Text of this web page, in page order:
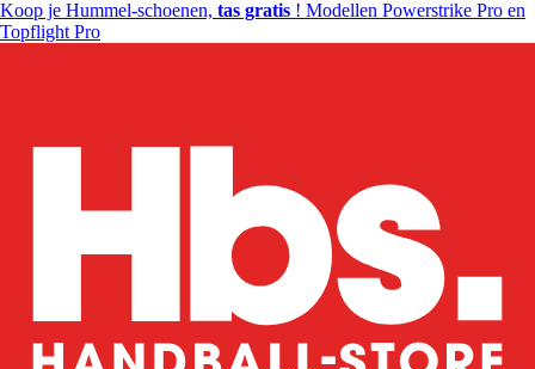
Koop je Hummel-schoenen, tas gratis ! Modellen Powerstrike Pro en
Topflight Pro